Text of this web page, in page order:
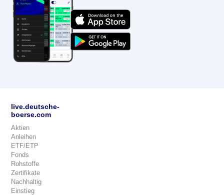
live.deutsche-
boerse.com
Aktien
Anleihen
ETF/ETP
Fonds
Rohstoffe
Zertifikate
Nachhaltig
Einstieg